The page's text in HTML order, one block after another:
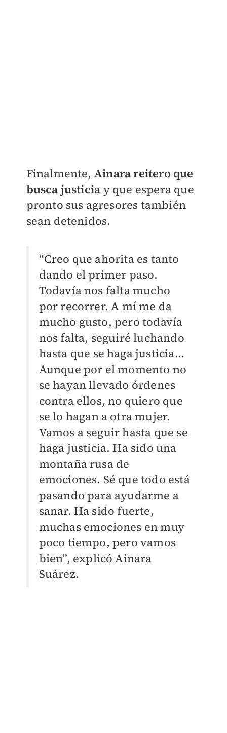
Finalmente, Ainara reitero que
busca justicia y que espera que
pronto sus agresores también
sean detenidos.
“Creo que ahorita es tanto
dando el primer paso.
Todavía nos falta mucho
por recorrer. A mí me da
mucho gusto, pero todavía
nos falta, seguiré luchando
hasta que se haga justicia...
Aunque por el momento no
se hayan llevado órdenes
contra ellos, no quiero que
se lo hagan a otra mujer.
Vamos a seguir hasta que se
haga justicia. Ha sido una
montaña rusa de
emociones. Sé que todo está
pasando para ayudarme a
sanar. Ha sido fuerte,
muchas emociones en muy
poco tiempo, pero vamos
bien”, explicó Ainara
Suárez.